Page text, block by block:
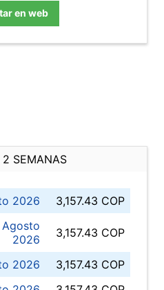
en web
2 SEMANAS
2026
3,157.43 COP
2026
3,157.43 COP
2026
3,157.43 COP